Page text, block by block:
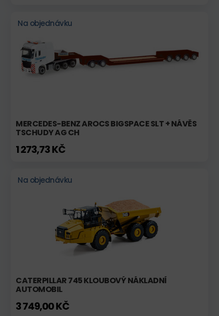
Na objednávku
MERCEDES-BENZ AROCS BIGSPACE SLT + NÁVĚS
TSCHUDY AG CH
1 273,73 KČ
Na objednávku
CATERPILLAR 745 KLOUBOVÝ NÁKLADNÍ
AUTOMOBIL
3 749,00 KČ